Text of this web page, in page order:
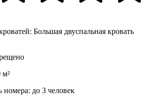
Большая двуспальная кровать
м²
номера: до 3 человек